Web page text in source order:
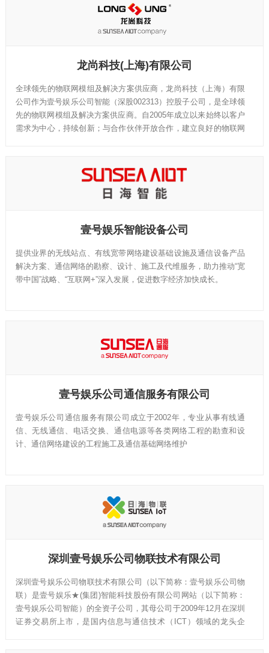
龙尚科技(上海)有限公司
全球领先的物联网模组及解决方案供应商，龙尚科技（上海）有限
公司作为壹号娱乐公司智能（深股002313）控股子公司，是全球领
先的物联网模组及解决方案供应商。自2005年成立以来始终以客户
需求为中心，持续创新；与合作伙伴开放合作，建立良好的物联网
系列无线通信模块以及基于无线通信模块的物联网应用解决方案。
我们的产品应用于车载运输、能源表计、工业网关、公网对讲、安
全支付、消费电子及智慧城市等行业。同时我们拥有超过千人的研
户体验，为客户创造最大价值。壹号娱乐智能设备公司
提供业界的无线站点、有线宽带网络建设基础设施及通信设备产品
解决方案、通信网络的勘察、设计、施工及代维服务，助力推动“宽
带中国”战略、“互联网+”深入发展，促进数字经济加快成长。
壹号娱乐公司通信服务有限公司
壹号娱乐公司通信服务有限公司成立于2002年，专业从事有线通
信、无线通信、电话交换、通信电源等各类网络工程的勘查和设
计、通信网络建设的工程施工及通信基础网络维护
深圳壹号娱乐公司物联技术有限公司
深圳壹号娱乐公司物联技术有限公司（以下简称：壹号娱乐公司物
联）是壹号娱乐★(集团)智能科技股份有限公司网站（以下简称：
壹号娱乐公司智能）的全资子公司，其母公司于2009年12月在深圳
证券交易所上市，是国内信息与通信技术（ICT）领域的龙头企